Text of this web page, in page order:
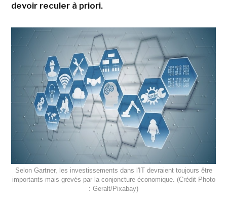
devoir reculer à priori.
Selon Gartner, les investissements dans l'IT devraient toujours être
importants mais grevés par la conjoncture économique. (Crédit Photo
: Geralt/Pixabay)